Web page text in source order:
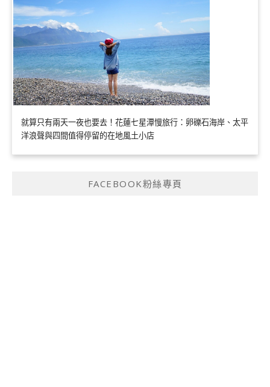
就算只有兩天一夜也要去！花蓮七星潭慢旅行：卵礫石海岸、太平
洋浪聲與四間值得停留的在地風土小店
FACEBOOK粉絲專頁